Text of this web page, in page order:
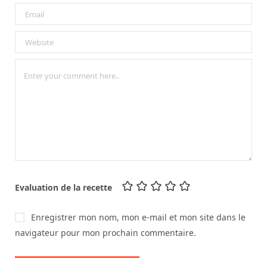
Evaluation de la recette
Enregistrer mon nom, mon e-mail et mon site dans le
navigateur pour mon prochain commentaire.